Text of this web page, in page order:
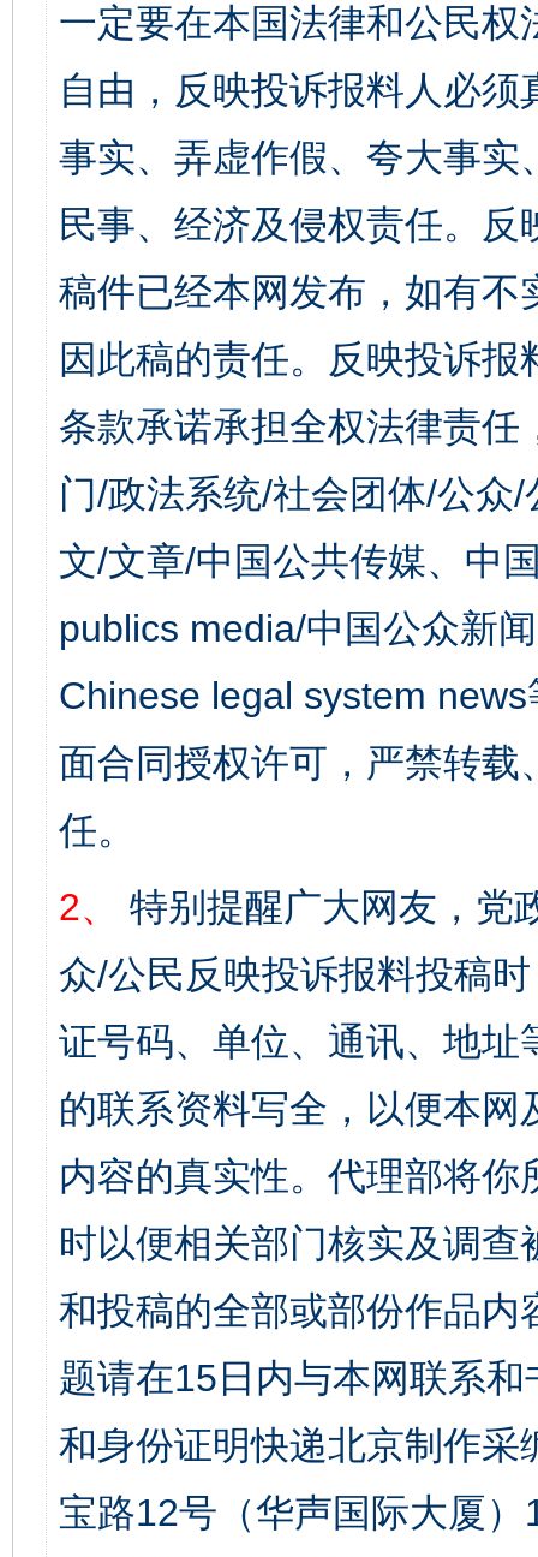
一定要在本国法律和公民
自由，反映投诉报料人必
事实、弄虚作假、夸大事
民事、经济及侵权责任。
稿件已经本网发布，如有
因此稿的责任。反映投诉
条款承诺承担全权法律责
门/政法系统/社会团体/公众
文/文章/中国公共传媒、中
publics media/中国公众新
Chinese legal system
面合同授权许可，严禁转
任。
2、
特别提醒广大网友，党
众/公民反映投诉报料投稿
证号码、单位、通讯、地
的联系资料写全，以便本
内容的真实性。代理部将
时以便相关部门核实及调
和投稿的全部或部份作品
题请在15日内与本网联系
和身份证明快递北京制作
宝路12号（华声国际大厦